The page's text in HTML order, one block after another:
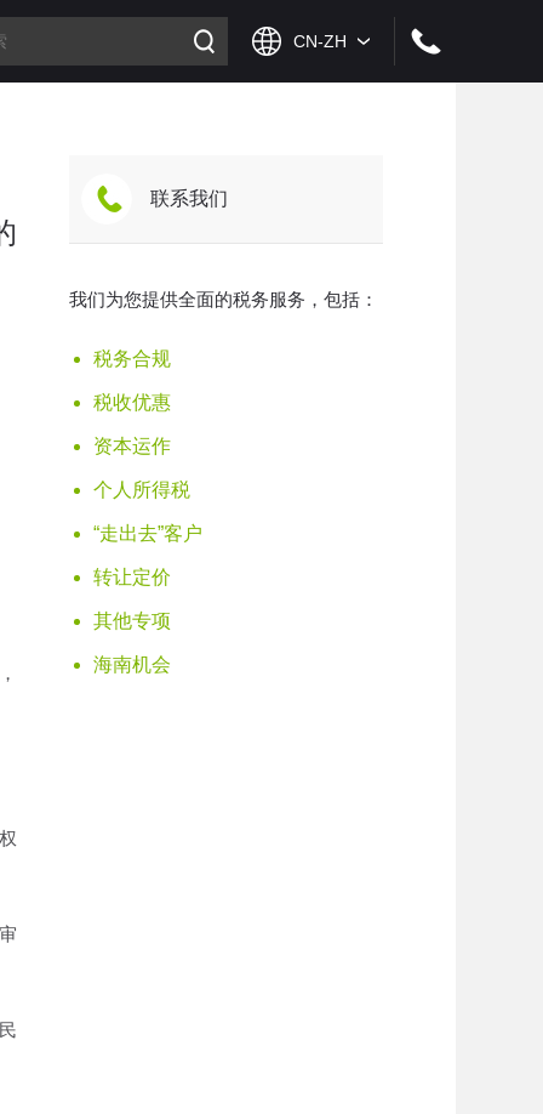
联系我们
我们为您提供全面的税务服务，包括：
税务合规
税收优惠
资本运作
个人所得税
“走出去”客户
转让定价
其他专项
海南机会